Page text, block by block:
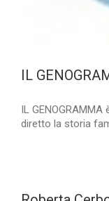
IL
IL
diretto la storia